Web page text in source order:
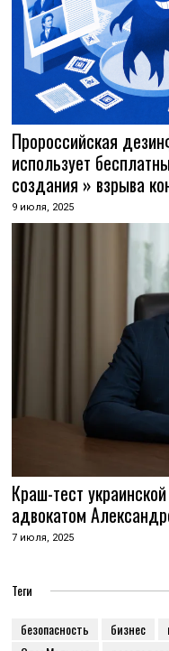
Пророссийская
использует
создания » взрыва
9 июля, 2025
Краш-тест
адвокатом
7 июля, 2025
Теги
безопасность бизнес